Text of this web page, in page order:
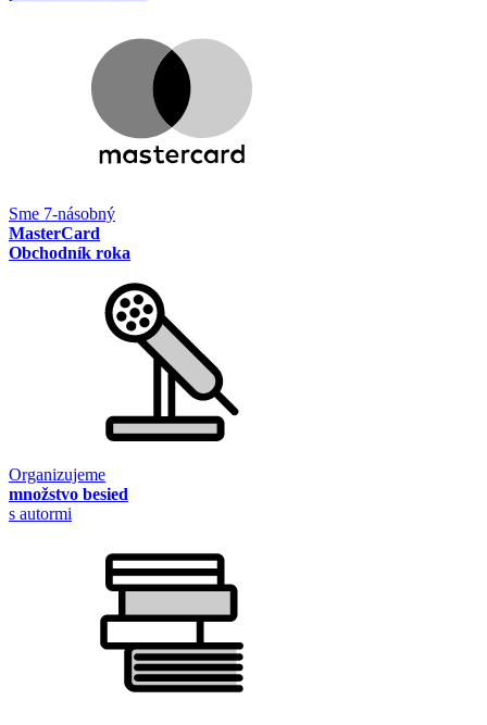
Sme 7-násobný
MasterCard
Obchodník roka
Organizujeme
množstvo besied
s autormi